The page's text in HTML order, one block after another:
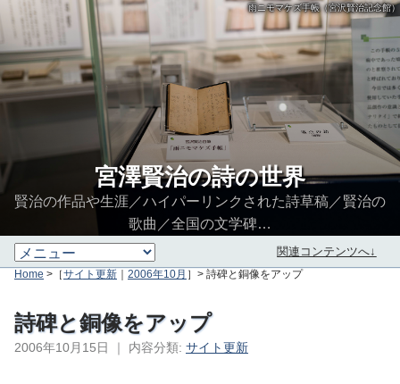
雨ニモマケズ手帳（宮沢賢治記念館）
宮澤賢治の詩の世界
賢治の作品や生涯／ハイパーリンクされた詩草稿／賢治の
歌曲／全国の文学碑…
関連コンテンツへ↓
Home >［サイト更新 ｜ 2006年10月 ］> 詩碑と銅像をアップ
詩碑と銅像をアップ
2006年10月15日 ｜ 内容分類: サイト更新